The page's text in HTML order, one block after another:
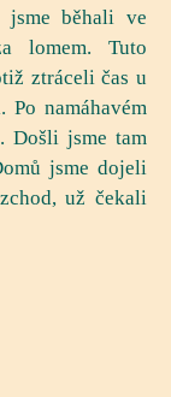
běhali ve
lomem. Tuto
ztráceli čas u
namáhavém
Došli jsme tam
jsme dojeli
už čekali